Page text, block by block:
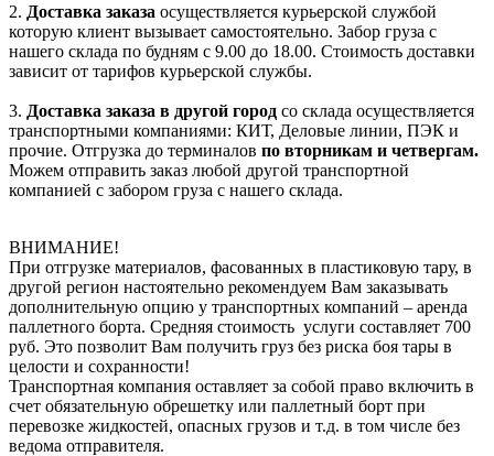
2. Доставка заказа осуществляется курьерской службой
которую клиент вызывает самостоятельно. Забор груза с
нашего склада по будням с 9.00 до 18.00. Стоимость доставки
зависит от тарифов курьерской службы.
3. Доставка заказа в другой город со склада осуществляется
транспортными компаниями: КИТ, Деловые линии, ПЭК и
прочие. Отгрузка до терминалов по вторникам и четвергам.
Можем отправить заказ любой другой транспортной
компанией с забором груза с нашего склада.
ВНИМАНИЕ!
При отгрузке материалов, фасованных в пластиковую тару, в
другой регион настоятельно рекомендуем Вам заказывать
дополнительную опцию у транспортных компаний – аренда
паллетного борта. Средняя стоимость услуги составляет 700
руб. Это позволит Вам получить груз без риска боя тары в
целости и сохранности!
Транспортная компания оставляет за собой право включить в
счет обязательную обрешетку или паллетный борт при
перевозке жидкостей, опасных грузов и т.д. в том числе без
ведома отправителя.